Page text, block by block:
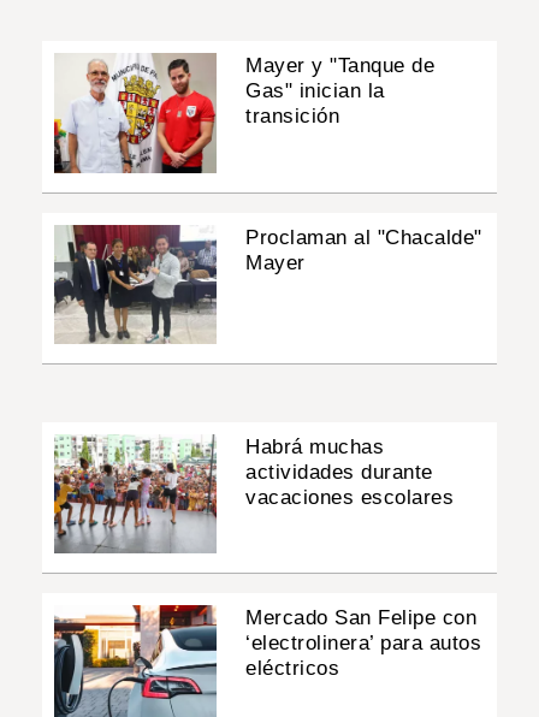
Mayer y "Tanque de
Gas" inician la
transición
Proclaman al "Chacalde"
Mayer
Habrá muchas
actividades durante
vacaciones escolares
Mercado San Felipe con
‘electrolinera’ para autos
eléctricos